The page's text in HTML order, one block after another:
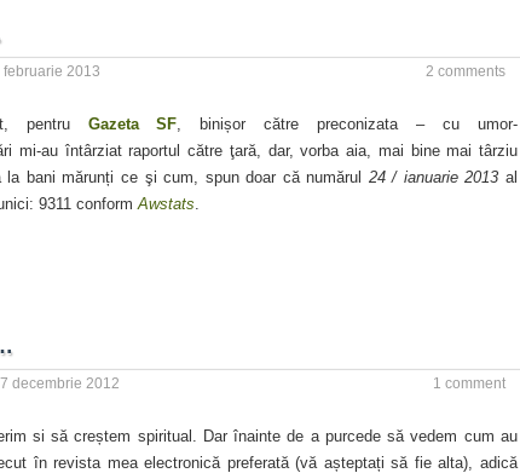
februarie 2013 2 comments
pentru Gazeta SF, binișor către preconizata – cu umor-
mi-au întârziat raportul către ţară, dar, vorba aia, mai bine mai târziu
bani mărunți ce şi cum, spun doar că numărul 24 / ianuarie 2013 al
9311 conformAwstats.
decembrie 2012 1 comment
si să creștem spiritual. Dar înainte de a purcede să vedem cum au
în revista mea electronică preferată (vă așteptați să fie alta), adică